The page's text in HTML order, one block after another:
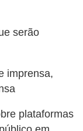
serão
imprensa,
plataformas